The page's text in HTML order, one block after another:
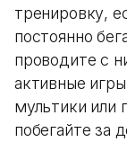
тренировку,
постоянно
проводите с
активные
мультики или
побегайте за